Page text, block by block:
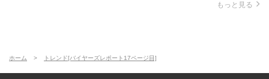
もっと見る
ホーム トレンド[バイヤーズレポート17ページ目]